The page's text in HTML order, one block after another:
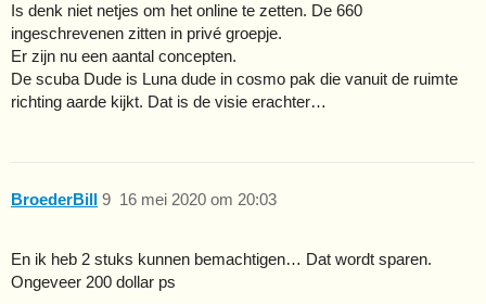
Is denk niet netjes om het online te zetten. De 660
ingeschrevenen zitten in privé groepje.
Er zijn nu een aantal concepten.
De scuba Dude is Luna dude in cosmo pak die vanuit de ruimte
richting aarde kijkt. Dat is de visie erachter…
BroederBill 16 mei 2020 om 20:03
9
En ik heb 2 stuks kunnen bemachtigen… Dat wordt sparen.
Ongeveer 200 dollar ps